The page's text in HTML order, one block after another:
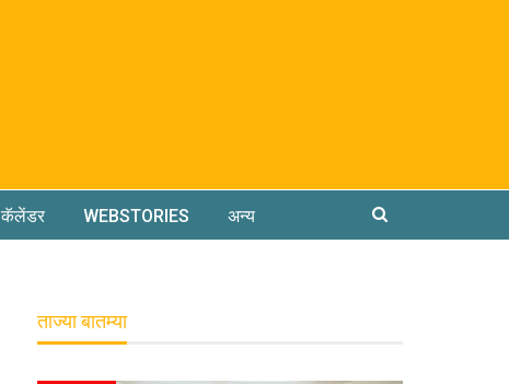
कॅलेंडर WEBSTORIES अन्य
ताज्या बातम्या